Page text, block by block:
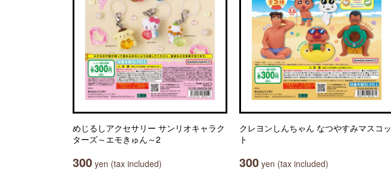
めじるしアクセサリー サンリオキャラク
ターズ～エモきゅん～2
300 yen (tax included)
クレヨンしんちゃん なつやすみマスコッ
ト
300 yen (tax included)